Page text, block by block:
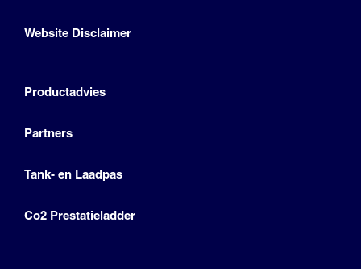
Website Disclaimer
Productadvies
Partners
Tank- en Laadpas
Co2 Prestatieladder